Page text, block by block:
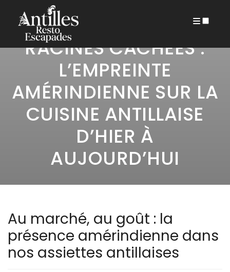
18 DÉCEMBRE 2025
RACINES CACHÉES :
L’EMPREINTE
AMÉRINDIENNE SUR LA
CUISINE ANTILLAISE
D’HIER À
AUJOURD’HUI
Au marché, au goût : la
présence amérindienne dans
nos assiettes antillaises